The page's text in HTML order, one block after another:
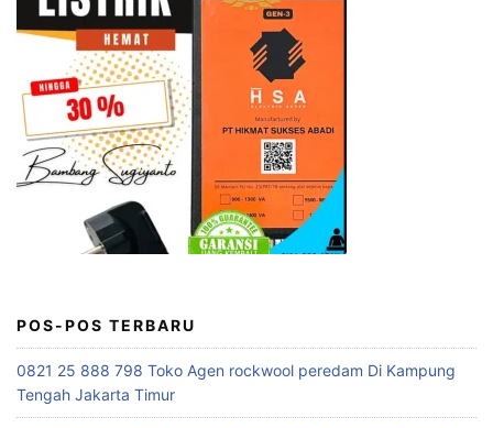
POS-POS TERBARU
0821 25 888 798 Toko Agen rockwool peredam Di Kampung
Tengah Jakarta Timur